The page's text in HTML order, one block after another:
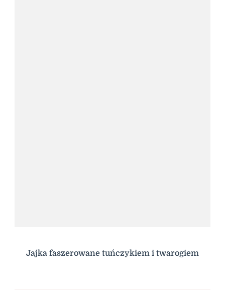
Jajka faszerowane tuńczykiem i twarogiem